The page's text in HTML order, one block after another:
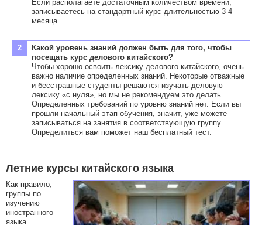
Если располагаете достаточным количеством времени,
записываетесь на стандартный курс длительностью 3-4
месяца.
Какой уровень знаний должен быть для того, чтобы
посещать курс делового китайского?
Чтобы хорошо освоить лексику делового китайского, очень
важно наличие определенных знаний. Некоторые отважные
и бесстрашные студенты решаются изучать деловую
лексику «с нуля», но мы не рекомендуем это делать.
Определенных требований по уровню знаний нет. Если вы
прошли начальный этап обучения, значит, уже можете
записываться на занятия в соответствующую группу.
Определиться вам поможет наш бесплатный тест.
Летние курсы китайского языка
Как правило,
группы по
изучению
иностранного
языка